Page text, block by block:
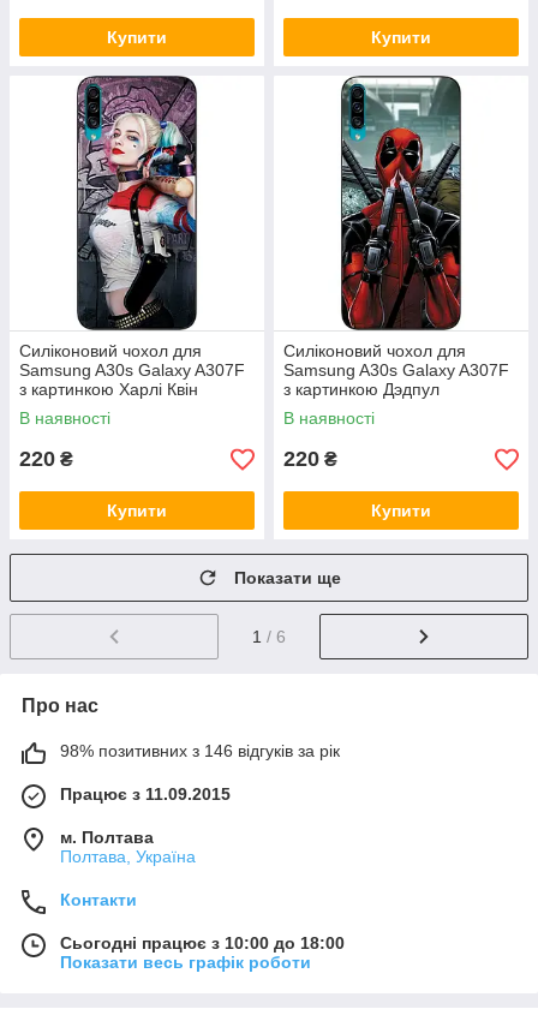
Купити Купити
Силіконовий чохол для
Samsung A30s Galaxy A307F
з картинкою Харлі Квін
В наявності
220 ₴
Купити
Силіконовий чохол для
Samsung A30s Galaxy A307F
з картинкою Дэдпул
В наявності
220 ₴
Купити
Показати ще
1 / 6
Про нас
98% позитивних з 146 відгуків за рік
Працює з 11.09.2015
м. Полтава
Полтава, Україна
Контакти
Сьогодні працює з 10:00 до 18:00
Показати весь графік роботи